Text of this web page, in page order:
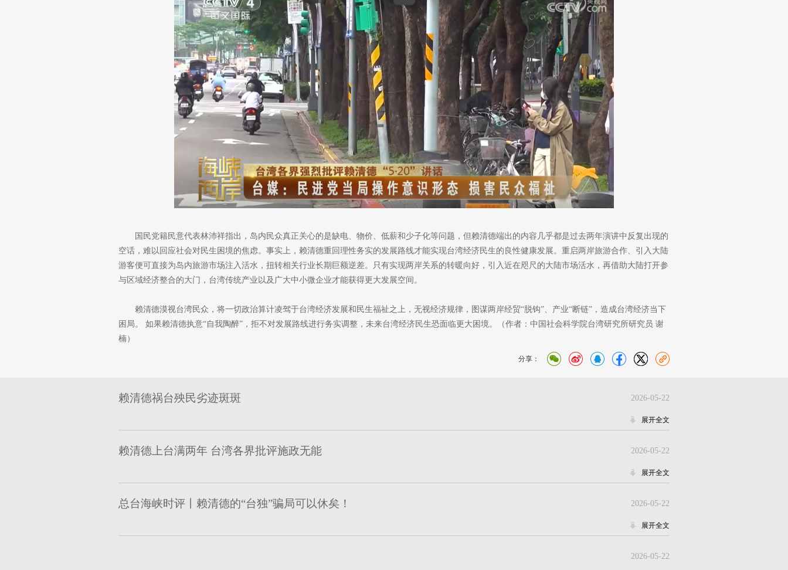
国民党籍民意代表林沛祥指出，岛内民众真正关心的是缺电、物价、低薪和少子化等问题，但赖清德端出的内容几乎都是过去两年演讲中反复出现的
空话，难以回应社会对民生困境的焦虑。事实上，赖清德重回理性务实的发展路线才能实现台湾经济民生的良性健康发展。重启两岸旅游合作、引入大陆
游客便可直接为岛内旅游市场注入活水，扭转相关行业长期巨额逆差。只有实现两岸关系的转暖向好，引入近在咫尺的大陆市场活水，再借助大陆打开参
与区域经济整合的大门，台湾传统产业以及广大中小微企业才能获得更大发展空间。
赖清德漠视台湾民众，将一切政治算计凌驾于台湾经济发展和民生福祉之上，无视经济规律，图谋两岸经贸“脱钩”、产业“断链”，造成台湾经济当下
困局。 如果赖清德执意“自我陶醉”，拒不对发展路线进行务实调整，未来台湾经济民生恐面临更大困境。（作者：中国社会科学院台湾研究所研究员 谢
楠）
分享：
赖清德祸台殃民劣迹斑斑 2026-05-22
展开全文
赖清德上台满两年 台湾各界批评施政无能 2026-05-22
展开全文
总台海峡时评丨赖清德的“台独”骗局可以休矣！ 2026-05-22
展开全文
2026-05-22